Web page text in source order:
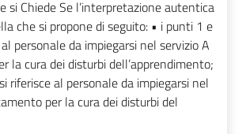
si Chiede Se l’interpretazione autentica
che si propone di seguito: • i punti 1 e
personale da impiegarsi nel servizio A
la cura dei disturbi dell’apprendimento;
riferisce al personale da impiegarsi nel
per la cura dei disturbi del